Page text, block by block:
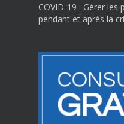
COVID-19 : Gérer
pendant et après la